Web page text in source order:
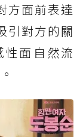
方面前表達
引對方的關
面自然流